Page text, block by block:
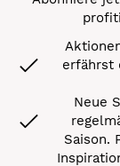
erfährst
Neue
Saison.